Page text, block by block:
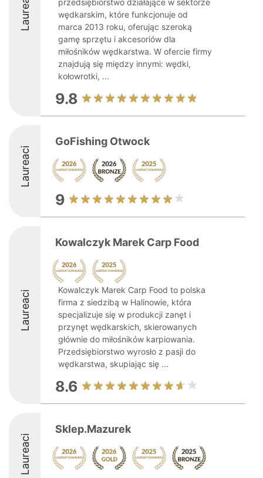
Laureaci
przedsiębiorstwo działające w sektorze
wędkarskim, które funkcjonuje od
marca 2013 roku, oferując szeroką
gamę sprzętu i akcesoriów dla
miłośników wędkarstwa. W ofercie firmy
znajdują się między innymi: wędki,
kołowrotki, ...
9.8
Laureaci
GoFishing Otwock
9
Laureaci
Kowalczyk Marek Carp Food
Kowalczyk Marek Carp Food to polska
firma z siedzibą w Halinowie, która
specjalizuje się w produkcji zanęt i
przynęt wędkarskich, skierowanych
głównie do miłośników karpiowania.
Przedsiębiorstwo wyrosło z pasji do
wędkarstwa, skupiając się ...
8.6
Laureaci
Sklep.Mazurek